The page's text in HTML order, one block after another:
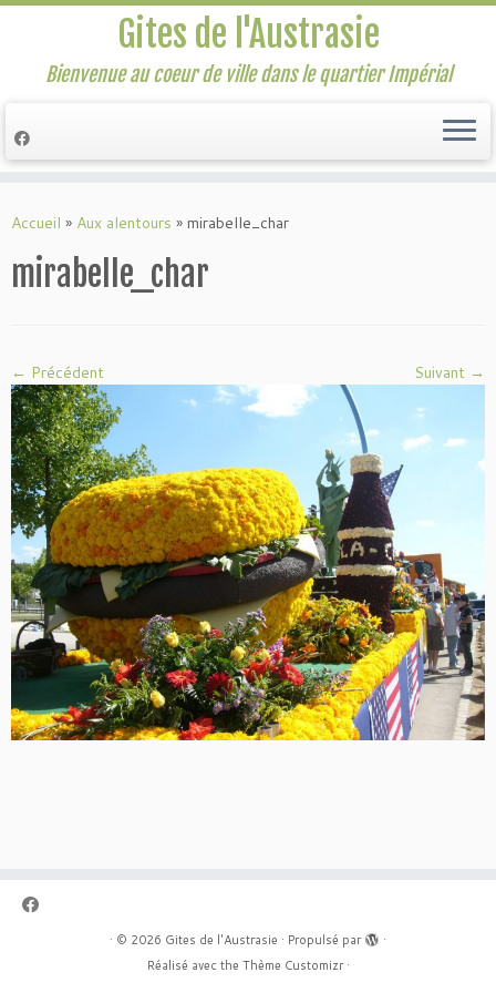
au
Gites de l'Austrasie
Bienvenue au coeur de ville dans le quartier Impérial
Accueil » Aux alentours » mirabelle_char
mirabelle_char
← Précédent Suivant →
· © 2026 Gites de l'Austrasie · Propulsé par
·
Réalisé avec the Thème Customizr·